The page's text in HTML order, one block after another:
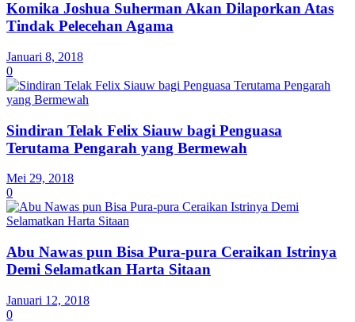
Komika Joshua Suherman Akan Dilaporkan Atas
Tindak Pelecehan Agama
Januari 8, 2018
0
Sindiran Telak Felix Siauw bagi Penguasa
Terutama Pengarah yang Bermewah
Mei 29, 2018
0
Abu Nawas pun Bisa Pura-pura Ceraikan Istrinya
Demi Selamatkan Harta Sitaan
Januari 12, 2018
0